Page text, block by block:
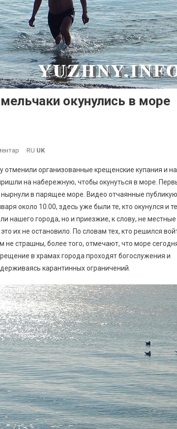
окунулись в море
В
Локдаун:
В
Южном
Смельчаки
Окунулись
В
RU UK
отменили организованные крещенские купания и на
на набережную, чтобы окунуться в море.
в парящее море. Видео отчаянные
около 10.00, здесь уже были те, кто окунулся и
нашего города, но и приезжие, к слову, не местные
их не остановило. По словам тех, кто решился
страшны, более того, отмечают, что море
в храмах города проходят богослужения и
карантинных ограничений.